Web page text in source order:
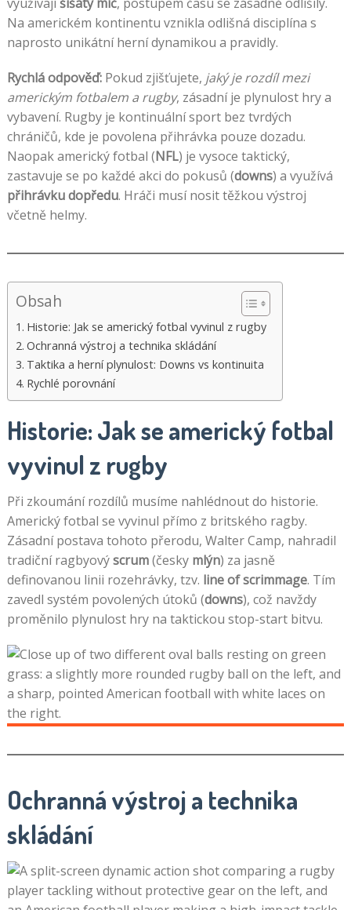
Na americkém kontinentu vznikla odlišná disciplína s
naprosto unikátní herní dynamikou a pravidly.
Rychlá odpověď:Pokud zjišťujete, jaký je rozdíl mezi
americkým fotbalem a rugby, zásadní je plynulost hry a
vybavení. Rugby je kontinuální sport bez tvrdých
chráničů, kde je povolena přihrávka pouze dozadu.
Naopak americký fotbal (NFL) je vysoce taktický,
zastavuje se po každé akci do pokusů (downs) a využívá
přihrávku dopředu. Hráči musí nosit těžkou výstroj
včetně helmy.
Obsah
Historie: Jak se americký fotbal vyvinul z rugby
Ochranná výstroj a technika skládání
Taktika a herní plynulost: Downs vs kontinuita
Rychlé porovnání
Historie: Jak se americký fotbal
vyvinul z rugby
Při zkoumání rozdílů musíme nahlédnout do historie.
Americký fotbal se vyvinul přímo z britského ragby.
Zásadní postava tohoto přerodu, Walter Camp, nahradil
tradiční ragbyovýscrum(česky mlýn) za jasně
definovanou linii rozehrávky, tzv. line of scrimmage. Tím
zavedl systém povolených útoků (downs), což navždy
proměnilo plynulost hry na taktickou stop-start bitvu.
Ochranná výstroj a technika
skládání